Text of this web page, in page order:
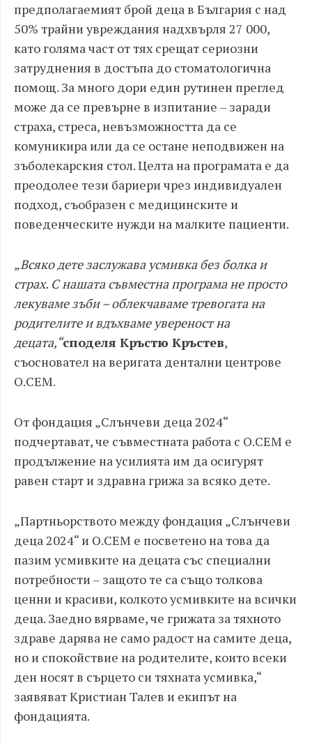
предполагаемият брой деца в България с над
50% трайни увреждания надхвърля 27 000,
като голяма част от тях срещат сериозни
затруднения в достъпа до стоматологична
помощ. За много дори един рутинен преглед
може да се превърне в изпитание – заради
страха, стреса, невъзможността да се
комуникира или да се остане неподвижен на
зъболекарския стол. Целта на програмата е да
преодолее тези бариери чрез индивидуален
подход, съобразен с медицинските и
поведенческите нужди на малките пациенти.
„Всяко дете заслужава усмивка без болка и
страх. С нашата съвместна програма не просто
лекуваме зъби – облекчаваме тревогата на
родителите и вдъхваме увереност на
децата,“споделя Кръстю Кръстев,
съосновател на веригата дентални центрове
О.СЕМ.
От фондация „Слънчеви деца 2024“
подчертават, че съвместната работа с О.СЕМ е
продължение на усилията им да осигурят
равен старт и здравна грижа за всяко дете.
„Партньорството между фондация „Слънчеви
деца 2024“ и O.CEM е посветено на това да
пазим усмивките на децата със специални
потребности – защото те са също толкова
ценни и красиви, колкото усмивките на всички
деца. Заедно вярваме, че грижата за тяхното
здраве дарява не само радост на самите деца,
но и спокойствие на родителите, които всеки
ден носят в сърцето си тяхната усмивка,“
заявяват Кристиан Талев и екипът на
фондацията.